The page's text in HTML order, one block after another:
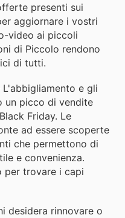
presenti sui
aggiornare i vostri
video ai piccoli
di Piccolo rendono
di tutti.
L'abbigliamento e gli
un picco di vendite
Friday. Le
ad essere scoperte
che permettono di
e convenienza.
per trovare i capi
desidera rinnovare o